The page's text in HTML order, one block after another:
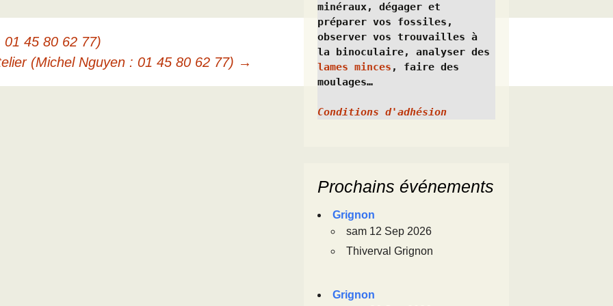
45 80 62 77)
(Michel Nguyen : 01 45 80 62 77) →
minéraux, dégager et
préparer vos fossiles,
observer vos trouvailles à
lames minces , faire des
moulages…
Conditions d'adhésion
Prochains événements
Grignon
sam 12 Sep 2026
Thiverval Grignon
Grignon